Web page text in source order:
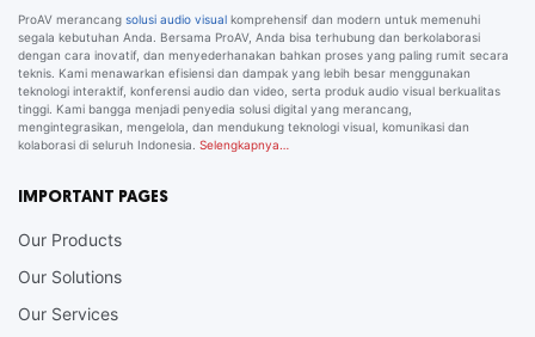
ProAV merancang solusi audio visual komprehensif dan modern untuk memenuhi
segala kebutuhan Anda. Bersama ProAV, Anda bisa terhubung dan berkolaborasi
dengan cara inovatif, dan menyederhanakan bahkan proses yang paling rumit secara
teknis. Kami menawarkan efisiensi dan dampak yang lebih besar menggunakan
teknologi interaktif, konferensi audio dan video, serta produk audio visual berkualitas
tinggi. Kami bangga menjadi penyedia solusi digital yang merancang,
mengintegrasikan, mengelola, dan mendukung teknologi visual, komunikasi dan
kolaborasi di seluruh Indonesia. Selengkapnya…
IMPORTANT PAGES
Our Products
Our Solutions
Our Services